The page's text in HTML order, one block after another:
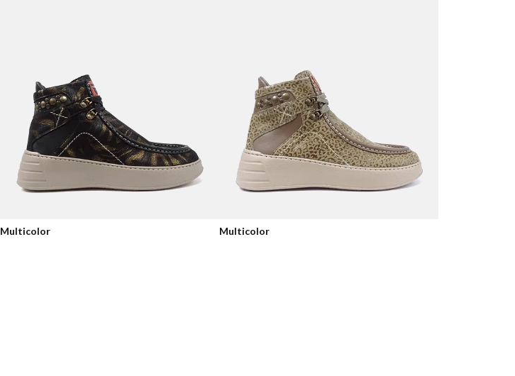
Multicolor Multicolor